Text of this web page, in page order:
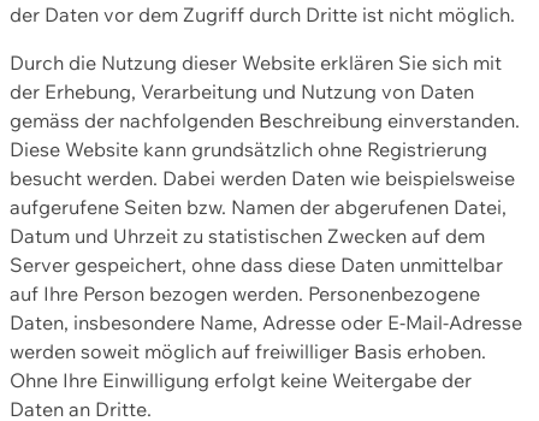
der Daten vor dem Zugriff durch Dritte ist nicht möglich.
Durch die Nutzung dieser Website erklären Sie sich mit
der Erhebung, Verarbeitung und Nutzung von Daten
gemäss der nachfolgenden Beschreibung einverstanden.
Diese Website kann grundsätzlich ohne Registrierung
besucht werden. Dabei werden Daten wie beispielsweise
aufgerufene Seiten bzw. Namen der abgerufenen Datei,
Datum und Uhrzeit zu statistischen Zwecken auf dem
Server gespeichert, ohne dass diese Daten unmittelbar
auf Ihre Person bezogen werden. Personenbezogene
Daten, insbesondere Name, Adresse oder E-Mail-Adresse
werden soweit möglich auf freiwilliger Basis erhoben.
Ohne Ihre Einwilligung erfolgt keine Weitergabe der
Daten an Dritte.